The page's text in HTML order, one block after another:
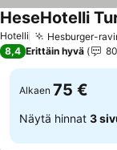
Hotelli Hesburger-
HeseHotelli
8,4 Erittäin hyvä
Alkaen 75 €
Näytä hinnat 3